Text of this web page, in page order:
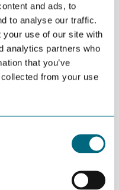
and ads, to
to analyse our traffic.
your use of our site with
analytics partners who
that you’ve
from your use
og bøter kan ilegges
for virksomheten
diskusjon av praktiske
Egde
og arrangeres i